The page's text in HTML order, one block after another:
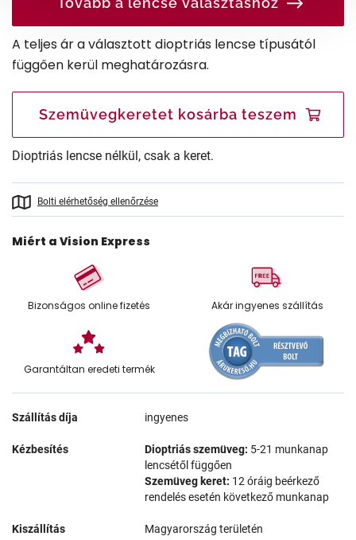
A teljes ár a választott dioptriás lencse típusától
függően kerül meghatározásra.
Szemüvegkeretet kosárba teszem
Dioptriás lencse nélkül, csak a keret.
Bolti elérhetőség ellenőrzése
Miért a Vision Express
Bizonságos online fizetés Akár ingyenes szállítás
Garantáltan eredeti termék
Szállítás díja ingyenes
Kézbesítés Dioptriás szemüveg: 5-21 munkanap
lencsétől függően
Szemüveg keret: 12 óráig beérkező
rendelés esetén következő munkanap
Kiszállítás Magyarország területén